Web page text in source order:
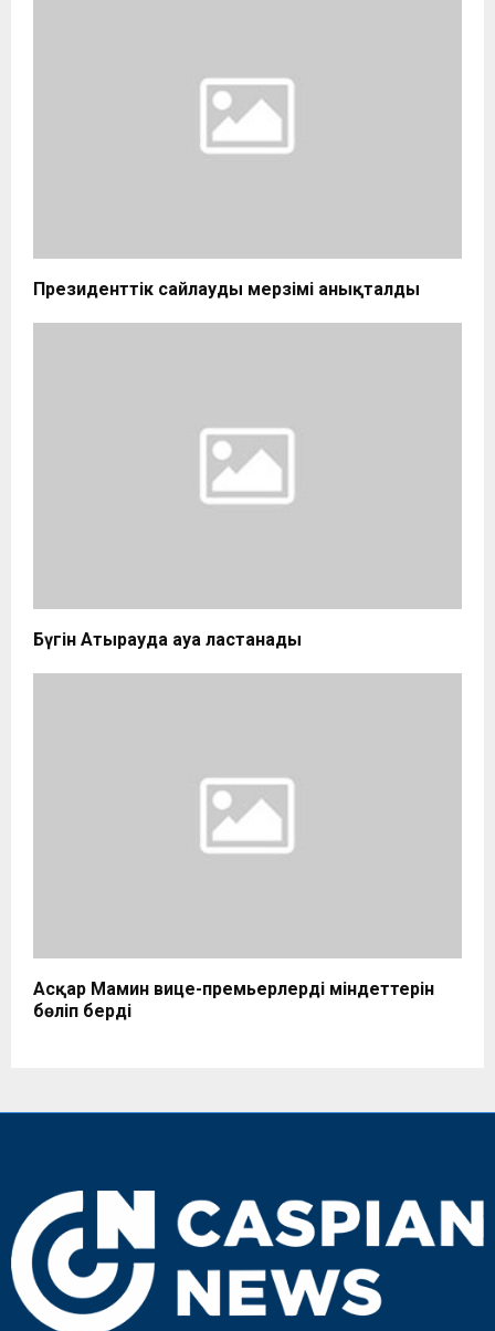
Президенттік сайлаудың мерзімі анықталды
Бүгін Атырауда ауа ластанады
Асқар Мамин вице-премьерлердің міндеттерін
бөліп берді